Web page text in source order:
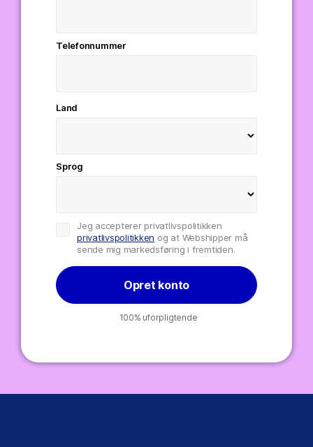
Telefonnummer
Land
Sprog
Jeg accepterer privatlivspolitikken
privatlivspolitikken og at Webshipper må
sende mig markedsføring i fremtiden.
Opret konto
100% uforpligtende